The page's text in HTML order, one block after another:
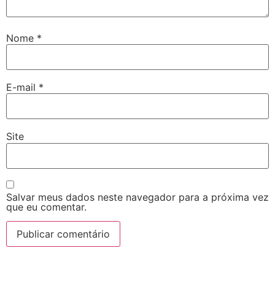
Nome *
E-mail *
Site
Salvar meus dados neste navegador para a próxima vez
que eu comentar.